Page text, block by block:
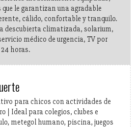
le garantizan una agradable
cálido, confortable y tranquilo.
descubierta climatizada, solarium,
médico de urgencia, TV por
horas.
para chicos con actividades de
| Ideal para colegios, clubes e
metegol humano, piscina, juegos